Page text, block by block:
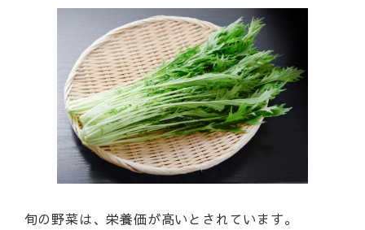
旬の野菜は、栄養価が高いとされています。